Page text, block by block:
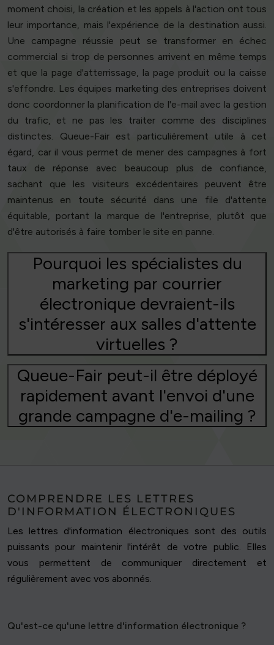
moment choisi, la création et les appels à l'action ont tous
leur importance, mais l'expérience de la destination aussi.
Une campagne réussie peut se transformer en échec
commercial si trop de personnes arrivent en même temps
et que la page d'atterrissage, la page produit ou la caisse
s'effondre. Les équipes marketing des entreprises doivent
donc coordonner la planification de l'e-mail avec la gestion
du trafic, et ne pas les traiter comme des disciplines
distinctes. Queue-Fair est particulièrement utile à cet
égard, car il vous permet de mener des campagnes à fort
taux de réponse avec beaucoup plus de confiance,
sachant que les visiteurs excédentaires peuvent être
maintenus en toute sécurité dans une file d'attente
équitable, portant la marque de l'entreprise, plutôt que
d'être autorisés à faire tomber le site en panne.
Pourquoi les spécialistes du
marketing par courrier
électronique devraient-ils
s'intéresser aux salles d'attente
virtuelles ?
Queue-Fair peut-il être déployé
rapidement avant l'envoi d'une
grande campagne d'e-mailing ?
COMPRENDRE LES LETTRES
D'INFORMATION ÉLECTRONIQUES
Les lettres d'information électroniques sont des outils
puissants pour maintenir l'intérêt de votre public. Elles
vous permettent de communiquer directement et
régulièrement avec vos abonnés.
Qu'est-ce qu'une lettre d'information électronique ?